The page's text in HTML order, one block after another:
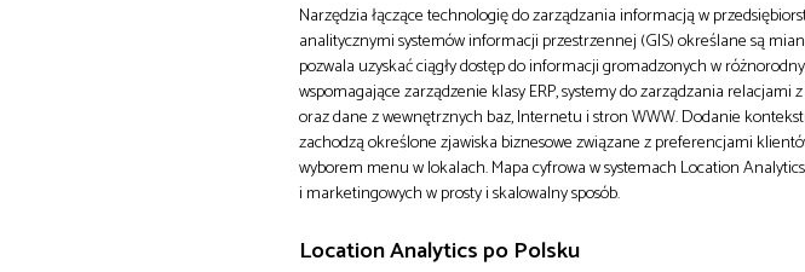
Narzędzia łączące technologię do zarządzania informacją w
analitycznymi systemów informacji przestrzennej (GIS) określane są
pozwala uzyskać ciągły dostęp do informacji gromadzonych w
wspomagające zarządzenie klasy ERP, systemy do zarządzania relacjami
oraz dane z wewnętrznych baz, Internetu i stron WWW. Dodanie
zachodzą określone zjawiska biznesowe związane z preferencjami
wyborem menu w lokalach. Mapa cyfrowa w systemach Location
i marketingowych w prosty i skalowalny sposób.
Location Analytics po Polsku